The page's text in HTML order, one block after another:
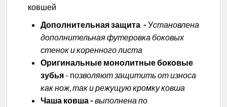
ковшей
Дополнительная защита -Установлена
дополнительная футеровка боковых
стенок и коренного листа
Оригинальные монолитные боковые
зубья- позволяют защитить от износа
как нож, так и режущую кромку ковша
Чаша ковша -выполнена по